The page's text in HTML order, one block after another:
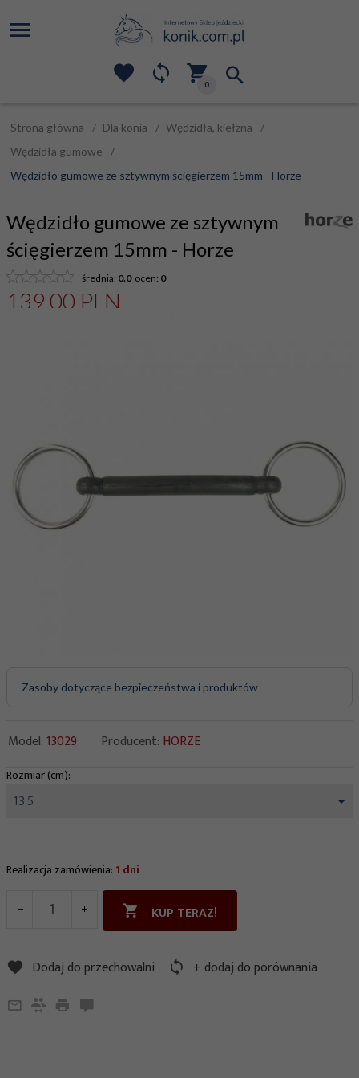
0
Strona główna Dla konia
Wędzidła, kiełzna
Wędzidła gumowe
Wędzidło gumowe ze sztywnym ścięgierzem 15mm - Horze
Wędzidło gumowe ze sztywnym
ścięgierzem 15mm - Horze
średnia: 0.0ocen: 0
139, 00 PLN
Zasoby dotyczące bezpieczeństwa i produktów
Model:13029 Producent: HORZE
Rozmiar (cm):
13.5
Realizacja zamówienia: 1 dni
KUP TERAZ!
Dodaj do przechowalni + dodaj do porównania